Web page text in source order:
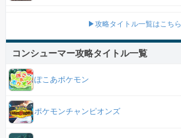
▶攻略タイトル一覧はこちら
コンシューマー攻略タイトル一覧
ぽこあポケモン
ポケモンチャンピオンズ